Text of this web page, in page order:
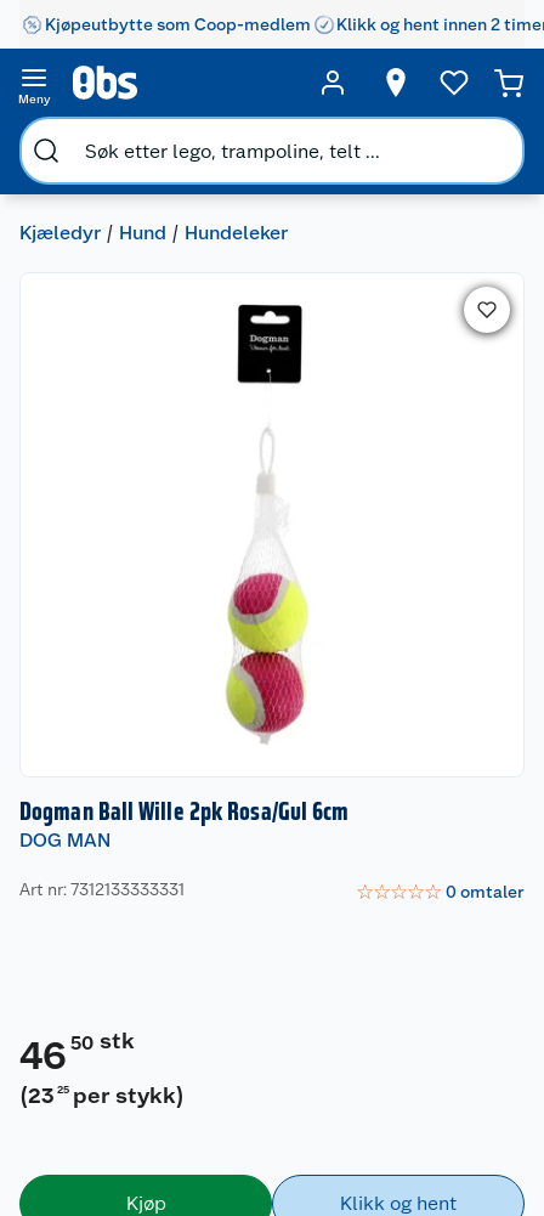
Kjøpeutbytte som Coop-medlem Klikk og hent innen 2
Meny
Kjæledyr Hund Hundeleker
Dogman Ball Wille 2pk Rosa/Gul 6cm
DOG MAN
Art nr: 7312133333331 ☆☆☆☆☆ 0omtaler
46 50 stk
(23 25 per stykk)
Kjøp Klikk og hent